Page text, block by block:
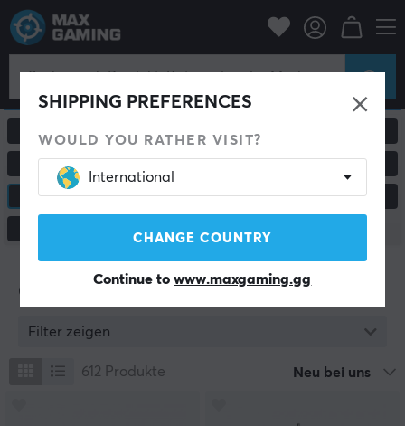
SHIPPING PREFERENCES
WOULD YOU RATHER VISIT?
International
CHANGE COUNTRY
Continue towww.maxgaming.gg
CUSTOM KEYBOARD KONSOLE & ZUBEHÖR
Custom Keyboard
Filter zeigen
612 Produkte Neu bei uns